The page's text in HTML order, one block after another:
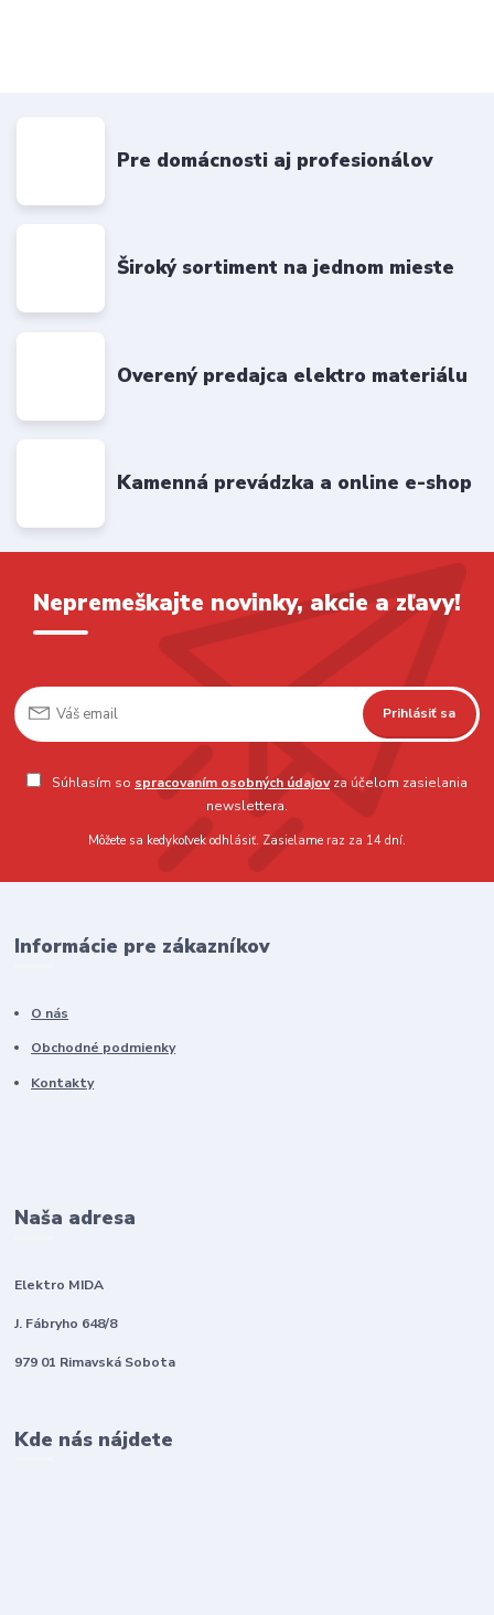
Pre domácnosti aj profesionálov
Široký sortiment na jednom mieste
Overený predajca elektro materiálu
Kamenná prevádzka a online e-shop
Nepremeškajte novinky, akcie a zľavy!
Prihlásiť sa
Súhlasím so spracovaním osobných údajovza účelom zasielania
newslettera.
Môžete sa kedykoľvek odhlásiť. Zasielame raz za 14 dní.
Informácie pre zákazníkov
O nás
Obchodné podmienky
Kontakty
Naša adresa
Elektro MIDA
J. Fábryho 648/8
979 01 Rimavská Sobota
Kde nás nájdete